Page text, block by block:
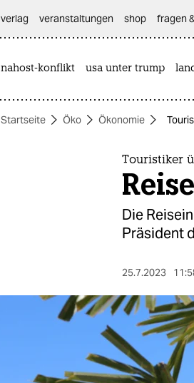
themen
verlag
veranstaltungen shop fragen
nahost-konflikt usa unter trump
Startseite Öko Ökonomie
Touristiker
Die
Präsident
25.7.2023